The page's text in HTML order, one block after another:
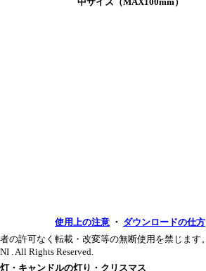
使用上の注意 ・ ダウンロードの仕方
許可なく転載・改変等の無断使用を禁じます。
. All Rights Reserved.
・キャンドルの灯り・クリスマス